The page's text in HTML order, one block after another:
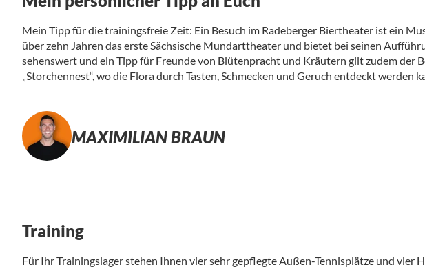
Mein Tipp für die trainingsfreie Zeit: Ein Besuch im Radeberger Biertheater ist ein
über zehn Jahren das erste Sächsische Mundarttheater und bietet bei seinen
sehenswert und ein Tipp für Freunde von Blütenpracht und Kräutern gilt zudem der
„Storchennest“, wo die Flora durch Tasten, Schmecken und Geruch entdeckt werden
MAXIMILIAN BRAUN
Training
Für Ihr Trainingslager stehen Ihnen vier sehr gepflegte Außen-Tennisplätze und vier